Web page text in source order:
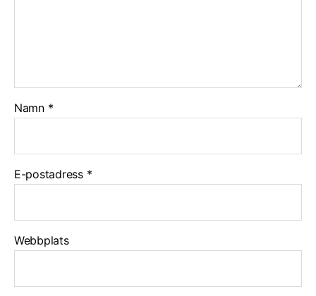
Namn *
E-postadress *
Webbplats